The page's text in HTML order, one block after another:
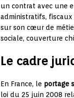
un contrat avec une
administratifs, fiscaux
sur son cœur de
sociale, couverture
Le cadre
En France, le portage
loi du 25 juin 2008